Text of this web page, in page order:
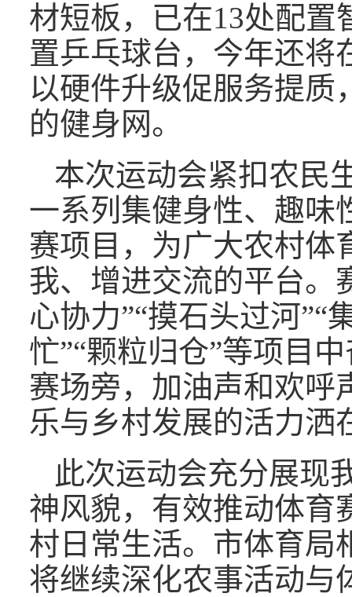
材短板，已在13处配置
置乒乓球台，今年还将
以硬件升级促服务提质
的健身网。
本次运动会紧扣农民
一系列集健身性、趣味
赛项目，为广大农村体
我、增进交流的平台。
心协力”“摸石头过河”“
忙”“颗粒归仓”等项目
赛场旁，加油声和欢呼
乐与乡村发展的活力洒
此次运动会充分展现
神风貌，有效推动体育
村日常生活。市体育局
将继续深化农事活动与